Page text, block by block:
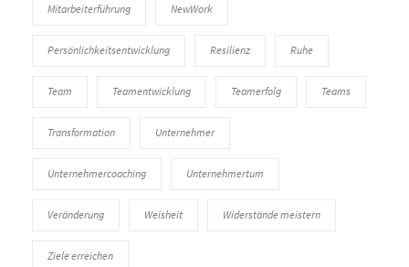
Mitarbeiterführung NewWork
Persönlichkeitsentwicklung Resilienz Ruhe
Team Teamentwicklung Teamerfolg Teams
Transformation Unternehmer
Unternehmercoaching Unternehmertum
Veränderung Weisheit Widerstände meistern
Ziele erreichen